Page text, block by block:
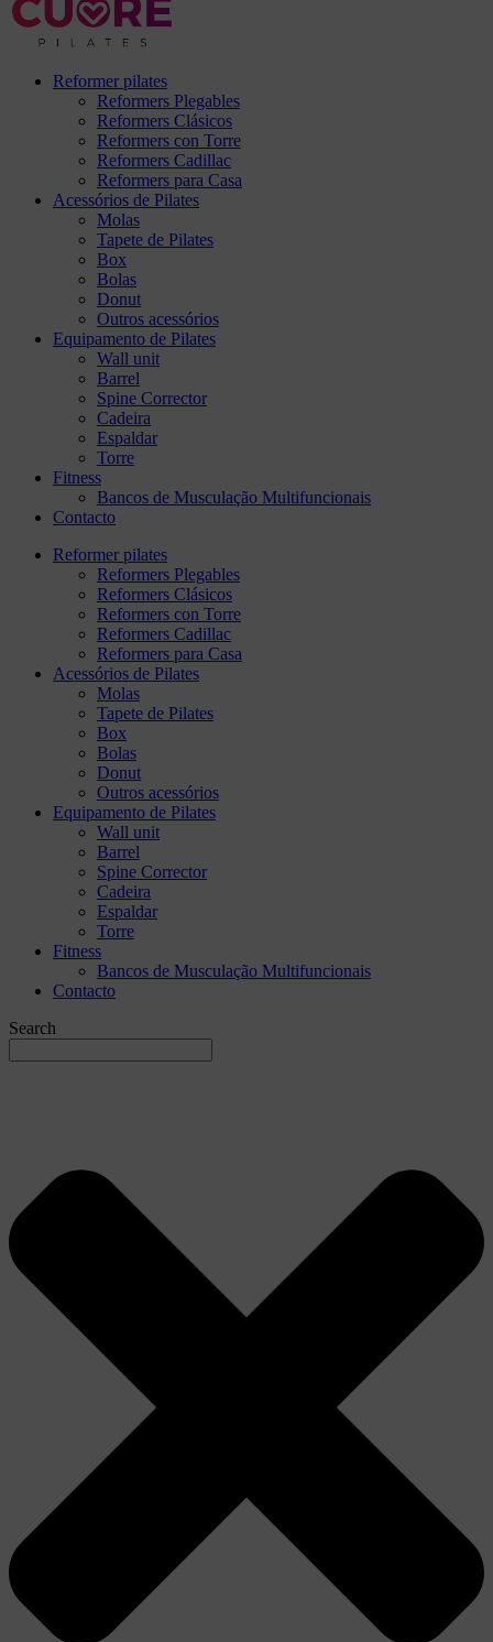
Reformer pilates
Reformers Plegables
Reformers Clásicos
Reformers con Torre
Reformers Cadillac
Reformers para Casa
Acessórios de Pilates
Molas
Tapete de Pilates
Box
Bolas
Donut
Outros acessórios
Equipamento de Pilates
Wall unit
Barrel
Spine Corrector
Cadeira
Espaldar
Torre
Fitness
Bancos de Musculação Multifuncionais
Contacto
Reformer pilates
Reformers Plegables
Reformers Clásicos
Reformers con Torre
Reformers Cadillac
Reformers para Casa
Acessórios de Pilates
Molas
Tapete de Pilates
Box
Bolas
Donut
Outros acessórios
Equipamento de Pilates
Wall unit
Barrel
Spine Corrector
Cadeira
Espaldar
Torre
Fitness
Bancos de Musculação Multifuncionais
Contacto
Search